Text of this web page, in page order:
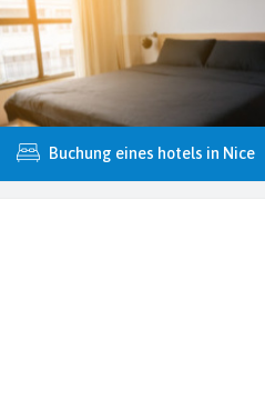
Buchung eines hotels in Nice